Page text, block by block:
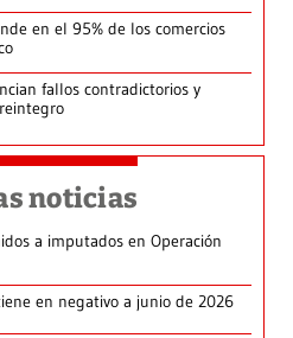
en el 95% de los comercios
fallos contradictorios y
noticias
a imputados en Operación
en negativo a junio de 2026